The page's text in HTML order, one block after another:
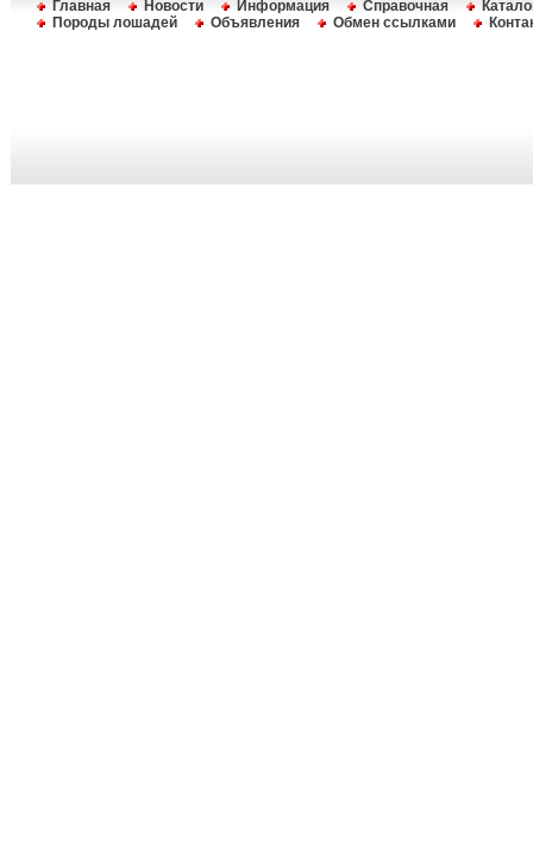
Главная Новости Информация Справочная
Породы лошадей
Объявления Обмен ссылками